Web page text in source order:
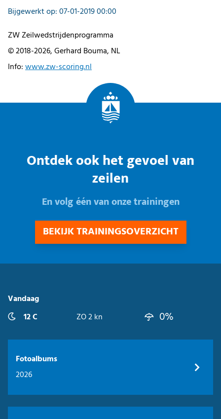
Bijgewerkt op: 07-01-2019 00:00
ZW Zeilwedstrijdenprogramma
© 2018-2026, Gerhard Bouma, NL
Info:www.zw-scoring.nl
Ontdek ook het gevoel van
zeilen
En volg één van onze trainingen
BEKIJK TRAININGSOVERZICHT
Vandaag
12 C
ZO 2 kn 0%
Fotoalbums
2026